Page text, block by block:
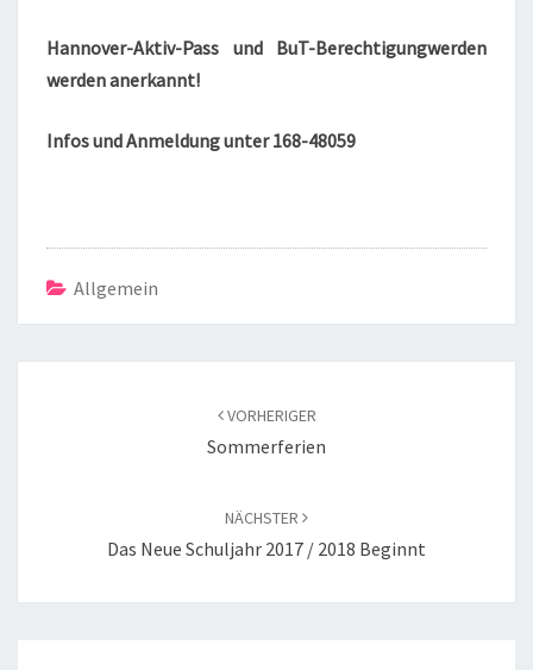
Hannover-Aktiv-Pass und BuT-Berechtigungwerden
werden anerkannt!
Infos und Anmeldung unter 168-48059
Allgemein
VORHERIGER
Sommerferien
NÄCHSTER
Das Neue Schuljahr 2017 / 2018 Beginnt